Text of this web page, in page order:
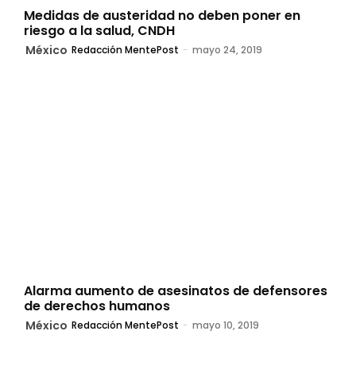
Medidas de austeridad no deben poner en
riesgo a la salud, CNDH
México Redacción MentePost - mayo 24, 2019
Alarma aumento de asesinatos de defensores
de derechos humanos
México Redacción MentePost - mayo 10, 2019